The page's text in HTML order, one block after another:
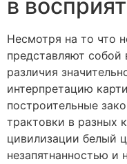
в
Несмотря на то что
представляют
различия
интерпретацию
построительные
трактовки в разных
цивилизации белый
незапятнанностью и